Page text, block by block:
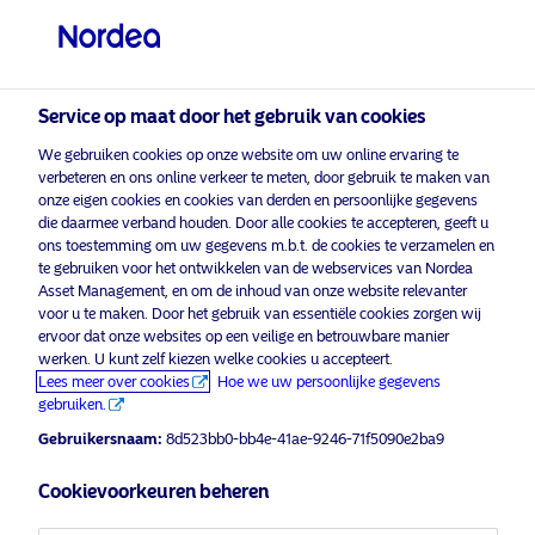
Kies uw beleggersprofiel
Land
België
Taal
Nederlands
Beleggerstype
Professionele belegger
Nordea Asset Management is een van de grootste
vermogensbeheerders in Scandinavië met een
wereldwijde aanwezigheid in Europa, Noord-
Amerika, Zuid-Amerika en Azië.
Service op maat door het gebruik van cookies
We gebruiken cookies op onze website om uw online ervaring te
verbeteren en ons online verkeer te meten, door gebruik te maken van
onze eigen cookies en cookies van derden en persoonlijke gegevens
die daarmee verband houden. Door alle cookies te accepteren, geeft u
ons toestemming om uw gegevens m.b.t. de cookies te verzamelen en
te gebruiken voor het ontwikkelen van de webservices van Nordea
Asset Management, en om de inhoud van onze website relevanter
voor u te maken. Door het gebruik van essentiële cookies zorgen wij
ervoor dat onze websites op een veilige en betrouwbare manier
werken. U kunt zelf kiezen welke cookies u accepteert.
Lees meer over cookies
Hoe we uw persoonlijke gegevens
gebruiken.
Gebruikersnaam: 8d523bb0-bb4e-41ae-9246-71f5090e2ba9
Cookievoorkeuren beheren